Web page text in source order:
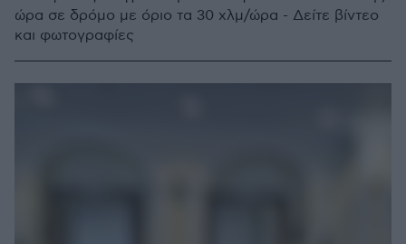
ώρα σε δρόμο με όριο τα 30 χλμ/ώρα - Δείτε βίντεο
και φωτογραφίες